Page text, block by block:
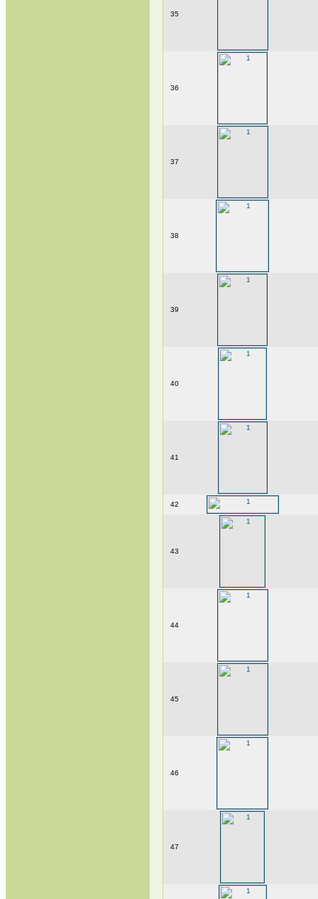
35
36
37
38
39
40
41
42
43
44
45
46
47